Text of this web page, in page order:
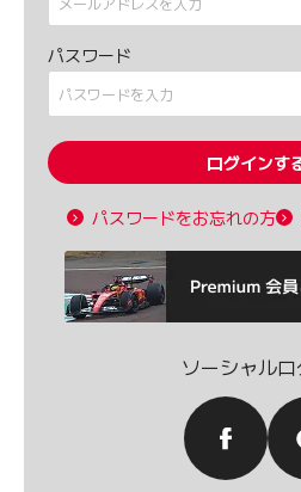
パスワード
ログインす
パスワードをお忘れの方
ソーシャル